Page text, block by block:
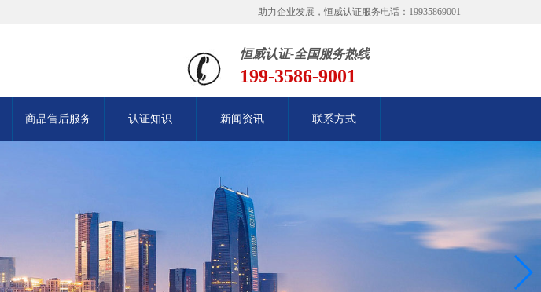
助力企业发展，恒威认证服务电话：19935869001
恒威认证-全国服务热线
199-3586-9001
商品售后服务 认证知识 新闻资讯 联系方式